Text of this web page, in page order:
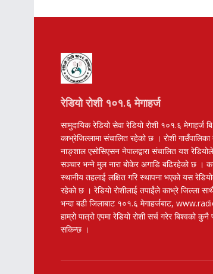
रेडियो रोशी १०१.६ मेगाहर्ज
सामुदायिक रेडियो सेवा रेडियो रोशी १०१.६
काभ्रेजिल्लामा संचालित रहेको छ । रोशी गाउँपालिका
नाङ्शाल एसोसिएसन नेपालद्वारा संचालित यश
सञ्चार भन्ने मुल नारा बोकेर अगाडि बढिरहेको छ ।
स्थानीय तहलाई लक्षित गरि स्थापना भएको यस
रहेको छ । रेडियो रोशीलाई तपाईंले काभ्रे जिल्ला
भन्दा बढी जिलाबाट १०१.६ मेगाहर्जबाट,
हाम्रो पात्रो एपमा रेडियो रोशी सर्च गरेर बिश्वको
सकिन्छ ।